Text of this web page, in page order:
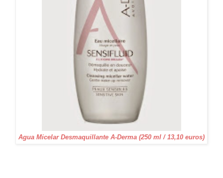
Agua Micelar Desmaquillante A-Derma (250 ml / 13,10 euros)